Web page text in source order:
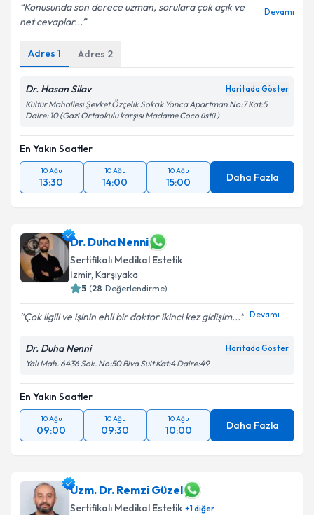
Konusunda son derece uzman, sorulara çok açık ve
net cevaplar...
Devamı
Adres 1 Adres 2
Dr. Hasan Silav Haritada Göster
Kültür Mahallesi Şevket Özçelik Sokak Yonca Apartman No:7 Kat:5
Daire: 10 (Gazi Ortaokulu karşısı Madame Coco üstü )
En Yakın Saatler
10 Ağu
13:30
10 Ağu
14:00
10 Ağu
15:00 Daha Fazla
Dr. Duha Nenni
Sertifikalı Medikal Estetik
İzmir, Karşıyaka
5 (28 Değerlendirme)
Çok ilgili ve işinin ehli bir doktor ikinci kez gidişim... Devamı
Dr. Duha Nenni Haritada Göster
Yalı Mah. 6436 Sok. No:50 Biva Suit Kat:4 Daire:49
En Yakın Saatler
10 Ağu
09:00
10 Ağu
09:30
10 Ağu
10:00 Daha Fazla
Uzm. Dr. Remzi Güzel
Sertifikalı Medikal Estetik +1diğer